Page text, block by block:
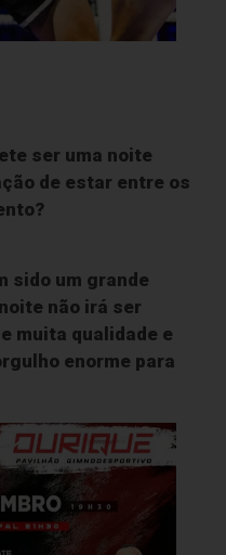
ser uma noite
de estar entre os
sido um grande
não irá ser
muita qualidade e
enorme para